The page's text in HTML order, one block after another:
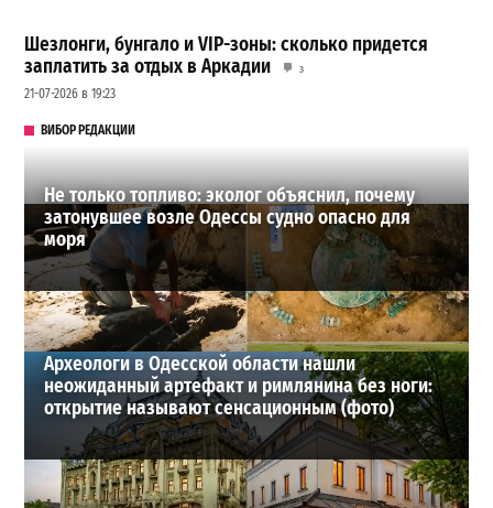
Шезлонги, бунгало и VIP-зоны: сколько придется
заплатить за отдых в Аркадии
3
21-07-2026 в 19:23
ВИБОР РЕДАКЦИИ
Не только топливо: эколог объяснил, почему
затонувшее возле Одессы судно опасно для
моря
Археологи в Одесской области нашли
неожиданный артефакт и римлянина без ноги:
открытие называют сенсационным (фото)